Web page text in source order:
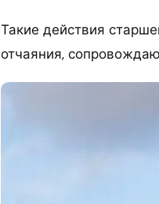
Такие действия
отчаяния,